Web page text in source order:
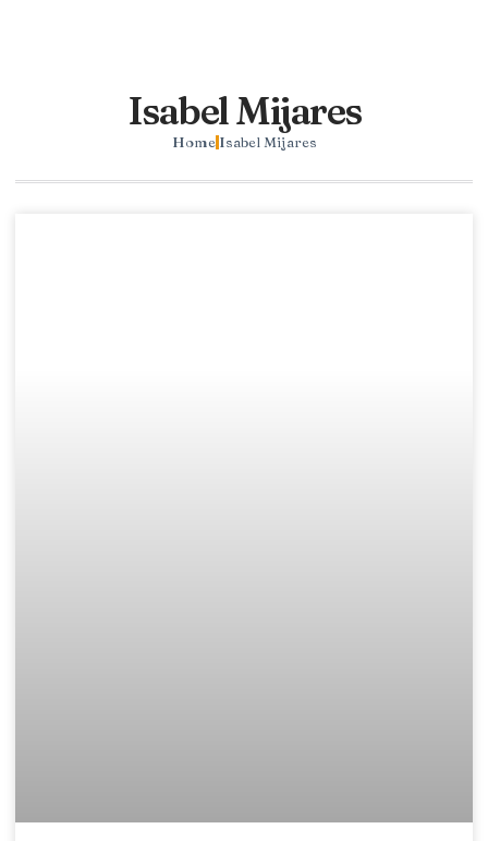
Isabel Mijares
Home Isabel Mijares